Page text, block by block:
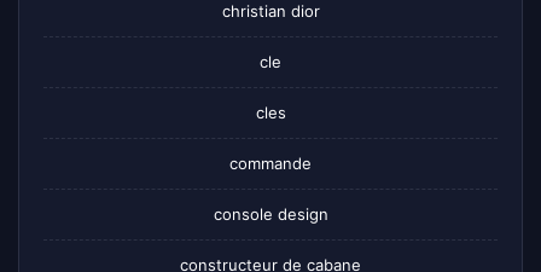
christian dior
cle
cles
commande
console design
constructeur de cabane